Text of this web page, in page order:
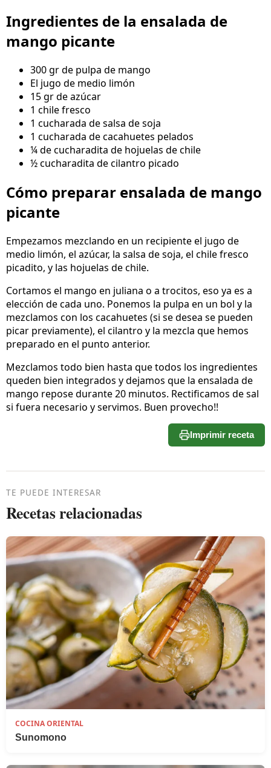
Ingredientes de la ensalada de
mango picante
300 gr de pulpa de mango
El jugo de medio limón
15 gr de azúcar
1 chile fresco
1 cucharada de salsa de soja
1 cucharada de cacahuetes pelados
¼ de cucharadita de hojuelas de chile
½ cucharadita de cilantro picado
Cómo preparar ensalada de mango
picante
Empezamos mezclando en un recipiente el jugo de
medio limón, el azúcar, la salsa de soja, el chile fresco
picadito, y las hojuelas de chile.
Cortamos el mango en juliana o a trocitos, eso ya es a
elección de cada uno. Ponemos la pulpa en un bol y la
mezclamos con los cacahuetes (si se desea se pueden
picar previamente), el cilantro y la mezcla que hemos
preparado en el punto anterior.
Mezclamos todo bien hasta que todos los ingredientes
queden bien integrados y dejamos que la ensalada de
mango repose durante 20 minutos. Rectificamos de sal
si fuera necesario y servimos. Buen provecho!!
Imprimir receta
TE PUEDE INTERESAR
Recetas relacionadas
COCINA ORIENTAL
Sunomono